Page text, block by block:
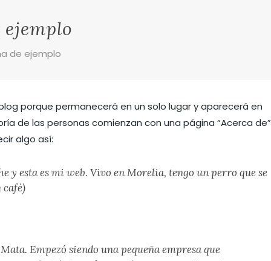
de ejemplo
porque permanecerá en un solo lugar y aparecerá en
de las personas comienzan con una página “Acerca de”
algo así:
y esta es mi web. Vivo en Morelia, tengo un perro que se
café)
Empezó siendo una pequeña empresa que